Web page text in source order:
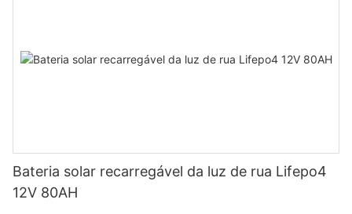
Bateria solar recarregável da luz de rua Lifepo4
12V 80AH